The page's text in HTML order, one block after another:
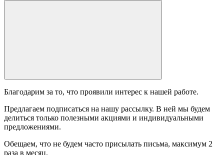
Благодарим за то, что проявили интерес к нашей работе.
Предлагаем подписаться на нашу рассылку. В ней мы будем
делиться только полезными акциями и индивидуальными
предложениями.
Обещаем, что не будем часто присылать письма, максимум 2
раза в месяц.